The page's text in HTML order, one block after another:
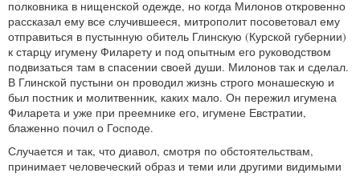
полковника в нищенской одежде, но когда Милонов откровенно
рассказал ему все случившееся, митрополит посоветовал ему
отправиться в пустынную обитель Глинскую (Курской губернии)
к старцу игумену Филарету и под опытным его руководством
подвизаться там в спасении своей души. Милонов так и сделал.
В Глинской пустыни он проводил жизнь строго монашескую и
был постник и молитвенник, каких мало. Он пережил игумена
Филарета и уже при преемнике его, игумене Евстратии,
блаженно почил о Господе.
Случается и так, что диавол, смотря по обстоятельствам,
принимает человеческий образ и теми или другими видимыми